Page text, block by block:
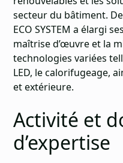
secteur du bâtiment.
ECO SYSTEM a élargi
maîtrise d’œuvre et la
technologies variées
LED, le calorifugeage,
et extérieure.
Activité et
d’expertise